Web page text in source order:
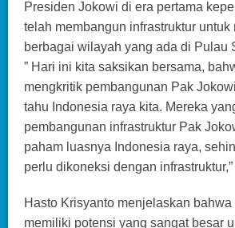
Presiden Jokowi di era pertama
telah membangun infrastruktur untuk
berbagai wilayah yang ada di Pulau
” Hari ini kita saksikan bersama,
mengkritik pembangunan Pak
tahu Indonesia raya kita. Mereka
pembangunan infrastruktur Pak
paham luasnya Indonesia raya,
perlu dikoneksi dengan
Hasto Krisyanto menjelaskan
memiliki potensi yang sangat besar